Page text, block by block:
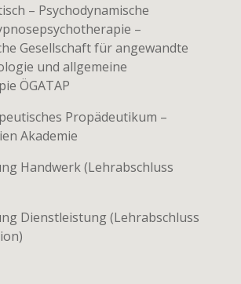
– Psychodynamische
–
Gesellschaft für angewandte
und allgemeine
ÖGATAP
Propädeutikum –
Akademie
Handwerk (Lehrabschluss
Dienstleistung (Lehrabschluss